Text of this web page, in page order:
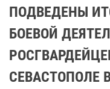
ПОДВЕДЕНЫ
БОЕВОЙ
СЕВАСТОПОЛЕ